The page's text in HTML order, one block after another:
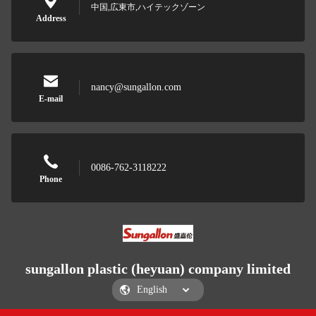
Address
中国,広東市,ハイテックゾーン
E-mail
nancy@sungallon.com
Phone
0086-762-3118222
sungallon plastic (heyuan) company limited